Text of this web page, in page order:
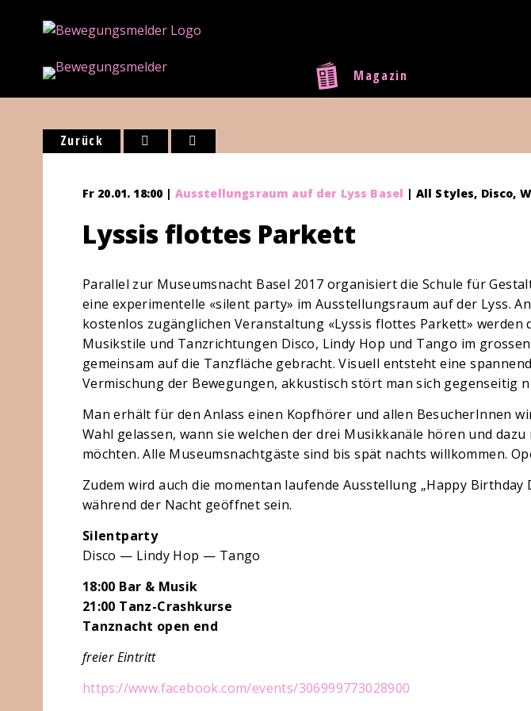
Magazin
Zurück
Fr 20.01. 18:00 | Ausstellungsraum auf der Lyss Basel | All Styles, Disco,
Lyssis flottes Parkett
Parallel zur Museumsnacht Basel 2017 organisiert die Schule für
eine experimentelle «silent party» im Ausstellungsraum auf der Lyss.
kostenlos zugänglichen Veranstaltung «Lyssis flottes Parkett» werden
Musikstile und Tanzrichtungen Disco, Lindy Hop und Tango im
gemeinsam auf die Tanzfläche gebracht. Visuell entsteht eine
Vermischung der Bewegungen, akkustisch stört man sich gegenseitig
Man erhält für den Anlass einen Kopfhörer und allen BesucherInnen
Wahl gelassen, wann sie welchen der drei Musikkanäle hören und dazu
möchten. Alle Museumsnachtgäste sind bis spät nachts willkommen.
Zudem wird auch die momentan laufende Ausstellung „Happy Birthday
während der Nacht geöffnet sein.
Silentparty
Disco — Lindy Hop — Tango
18:00 Bar & Musik
21:00 Tanz-Crashkurse
Tanznacht open end
freier Eintritt
https://www.facebook.com/events/306999773028900